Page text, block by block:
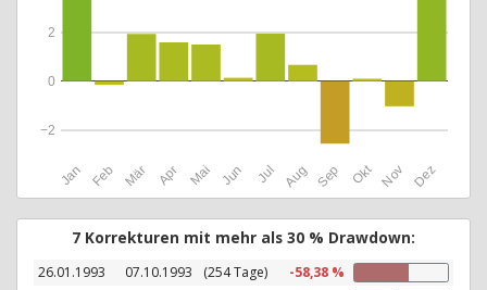
Jan Feb Mär Apr Mai Jun Jul Aug Sep Okt Nov Dez
−2
0
2
7 Korrekturen mit mehr als 30 % Drawdown:
26.01.1993 07.10.1993 (254 Tage)
-58,38 %